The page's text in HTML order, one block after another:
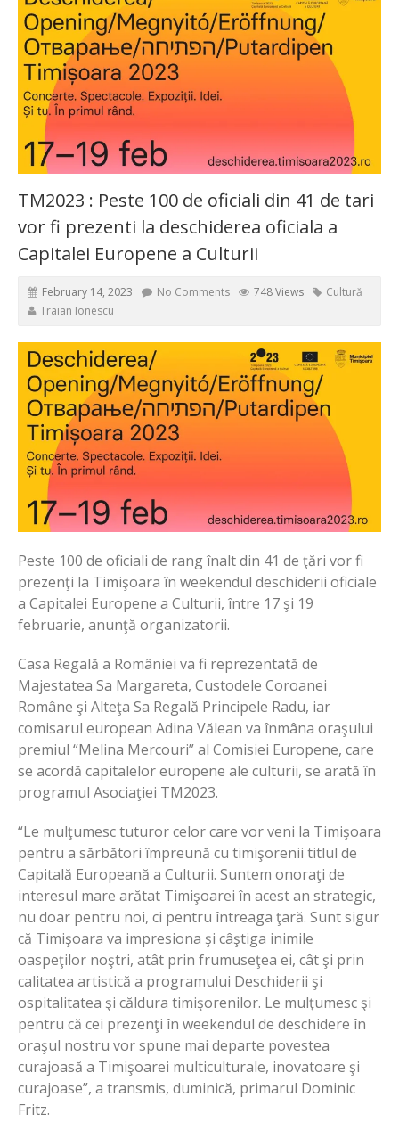
TM2023 : Peste 100 de oficiali din 41 de tari
vor fi prezenti la deschiderea oficiala a
Capitalei Europene a Culturii
February 14, 2023 No Comments 748 Views
Cultură
Traian Ionescu
Peste 100 de oficiali de rang înalt din 41 de ţări vor fi
prezenţi la Timişoara în weekendul deschiderii oficiale
a Capitalei Europene a Culturii, între 17 şi 19
februarie, anunţă organizatorii.
Casa Regală a României va fi reprezentată de
Majestatea Sa Margareta, Custodele Coroanei
Române şi Alteţa Sa Regală Principele Radu, iar
comisarul european Adina Vălean va înmâna oraşului
premiul “Melina Mercouri” al Comisiei Europene, care
se acordă capitalelor europene ale culturii, se arată în
programul Asociaţiei TM2023.
“Le mulţumesc tuturor celor care vor veni la Timişoara
pentru a sărbători împreună cu timişorenii titlul de
Capitală Europeană a Culturii. Suntem onoraţi de
interesul mare arătat Timişoarei în acest an strategic,
nu doar pentru noi, ci pentru întreaga ţară. Sunt sigur
că Timişoara va impresiona şi câştiga inimile
oaspeţilor noştri, atât prin frumuseţea ei, cât şi prin
calitatea artistică a programului Deschiderii şi
ospitalitatea şi căldura timişorenilor. Le mulţumesc şi
pentru că cei prezenţi în weekendul de deschidere în
oraşul nostru vor spune mai departe povestea
curajoasă a Timişoarei multiculturale, inovatoare şi
curajoase”, a transmis, duminică, primarul Dominic
Fritz.